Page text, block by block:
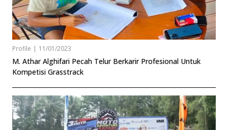
Profile | 11/01/2023
M. Athar Alghifari Pecah Telur Berkarir Profesional Untuk
Kompetisi Grasstrack